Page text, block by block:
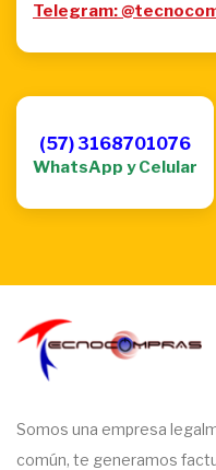
Telegram:
(57) 3168701076
WhatsApp y Celular
Somos una empresa
común, te generamos